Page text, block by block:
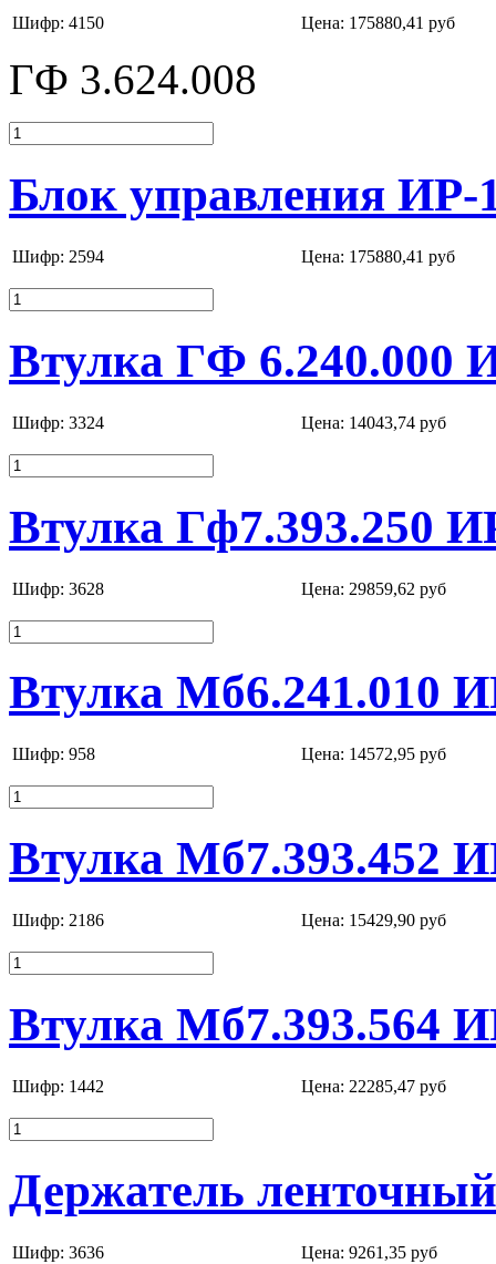
Шифр: 4150 Цена: 175880,41 руб
ГФ 3.624.008
Блок управления ИР-
Шифр: 2594 Цена: 175880,41 руб
Втулка ГФ 6.240.000
Шифр: 3324 Цена: 14043,74 руб
Втулка Гф7.393.250
Шифр: 3628 Цена: 29859,62 руб
Втулка Мб6.241.010
Шифр: 958 Цена: 14572,95 руб
Втулка Мб7.393.452
Шифр: 2186 Цена: 15429,90 руб
Втулка Мб7.393.564
Шифр: 1442 Цена: 22285,47 руб
Держатель
Шифр: 3636 Цена: 9261,35 руб